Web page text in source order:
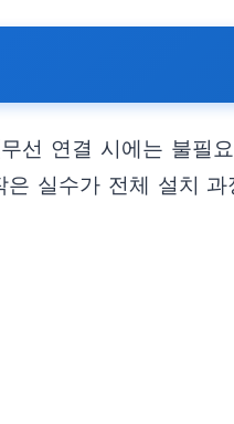
선 연결 시에는 불필
실수가 전체 설치